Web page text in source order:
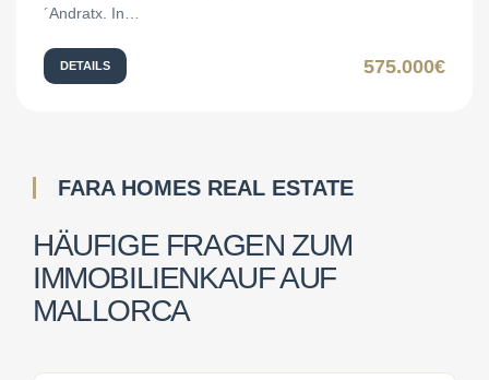
´Andratx. In…
DETAILS 575.000€
FARA HOMES REAL ESTATE
HÄUFIGE FRAGEN ZUM
IMMOBILIENKAUF AUF
MALLORCA